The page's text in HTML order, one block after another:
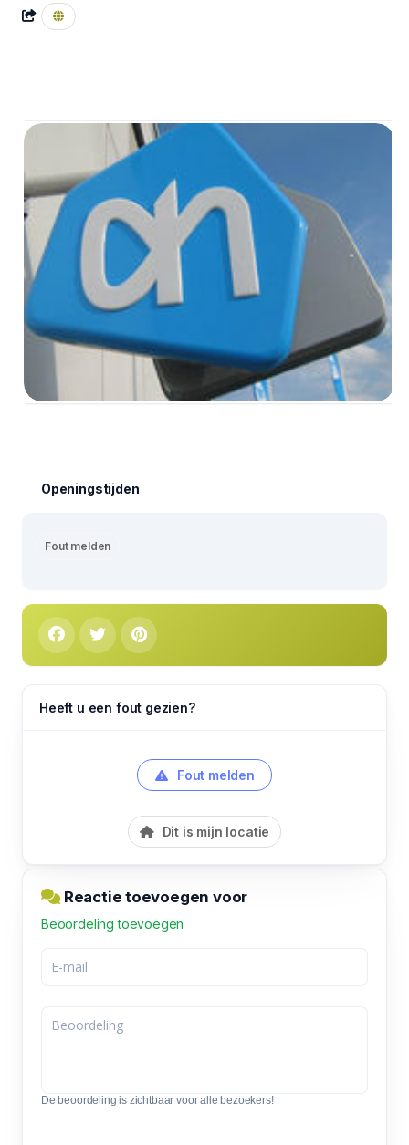
Openingstijden
Fout melden
Heeft u een fout gezien?
Fout melden
Dit is mijn locatie
Reactie toevoegen voor
Beoordeling toevoegen
De beoordeling is zichtbaar voor alle bezoekers!